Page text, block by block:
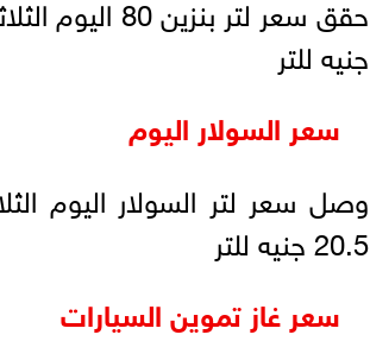
جنيه للتر
سعر السولار اليوم
20.5 جنيه للتر
سعر غاز تموين السيارات